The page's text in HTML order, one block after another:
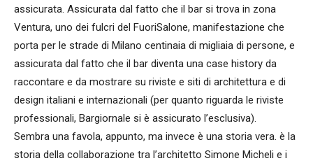
assicurata. Assicurata dal fatto che il bar si trova in zona
Ventura, uno dei fulcri del FuoriSalone, manifestazione che
porta per le strade di Milano centinaia di migliaia di persone, e
assicurata dal fatto che il bar diventa una case history da
raccontare e da mostrare su riviste e siti di architettura e di
design italiani e internazionali (per quanto riguarda le riviste
professionali, Bargiornale si è assicurato l’esclusiva).
Sembra una favola, appunto, ma invece è una storia vera. è la
storia della collaborazione tra l’architetto Simone Micheli e i